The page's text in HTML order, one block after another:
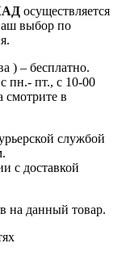
осуществляется
выбор по
) – бесплатно.
пн.- пт., с 10-00
смотрите в
службой
с доставкой
на данный товар.